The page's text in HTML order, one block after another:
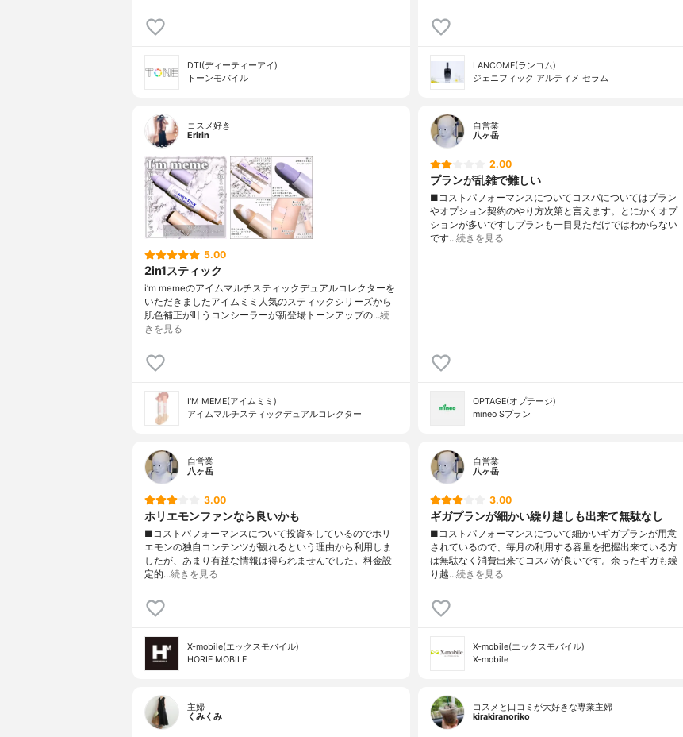
DTI(ディーティーアイ)
トーンモバイル
LANCOME(ランコム)
ジェニフィック アルティメ セラム
コスメ好き
Eririn
5.00
2in1スティック
i’m memeのアイムマルチスティックデュアルコレクターを
いただきましたアイムミミ人気のスティックシリーズから
肌色補正が叶うコンシーラーが新登場トーンアップの…続
きを見る
I'M MEME(アイムミミ)
アイムマルチスティックデュアルコレクター
自営業
八ヶ岳
2.00
プランが乱雑で難しい
■コストパフォーマンスについてコスパについてはプラン
やオプション契約のやり方次第と言えます。とにかくオプ
ションが多いですしプランも一目見ただけではわからない
です…続きを見る
OPTAGE(オプテージ)
mineo Sプラン
自営業
八ヶ岳
3.00
ホリエモンファンなら良いかも
■コストパフォーマンスについて投資をしているのでホリ
エモンの独自コンテンツが観れるという理由から利用しま
したが、あまり有益な情報は得られませんでした。料金設
定的…続きを見る
X-mobile(エックスモバイル)
HORIE MOBILE
自営業
八ヶ岳
3.00
ギガプランが細かい繰り越しも出来て無駄なし
■コストパフォーマンスについて細かいギガプランが用意
されているので、毎月の利用する容量を把握出来ている方
は無駄なく消費出来てコスパが良いです。余ったギガも繰
り越…続きを見る
X-mobile(エックスモバイル)
X-mobile
主婦
くみくみ
コスメと口コミが大好きな専業主婦
kirakiranoriko